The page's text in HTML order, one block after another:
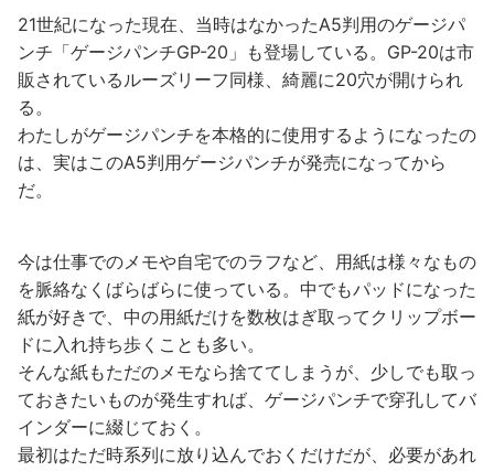
21世紀になった現在、当時はなかったA5判用のゲージパ
ンチ「ゲージパンチGP-20」も登場している。GP-20は市
販されているルーズリーフ同様、綺麗に20穴が開けられ
る。
わたしがゲージパンチを本格的に使用するようになったの
は、実はこのA5判用ゲージパンチが発売になってから
だ。
今は仕事でのメモや自宅でのラフなど、用紙は様々なもの
を脈絡なくばらばらに使っている。中でもパッドになった
紙が好きで、中の用紙だけを数枚はぎ取ってクリップボー
ドに入れ持ち歩くことも多い。
そんな紙もただのメモなら捨ててしまうが、少しでも取っ
ておきたいものが発生すれば、ゲージパンチで穿孔してバ
インダーに綴じておく。
最初はただ時系列に放り込んでおくだけだが、必要があれ